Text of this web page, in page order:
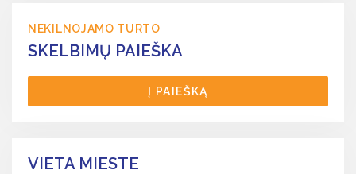
NEKILNOJAMO TURTO
SKELBIMŲ PAIEŠKA
Į PAIEŠKĄ
VIETA MIESTE